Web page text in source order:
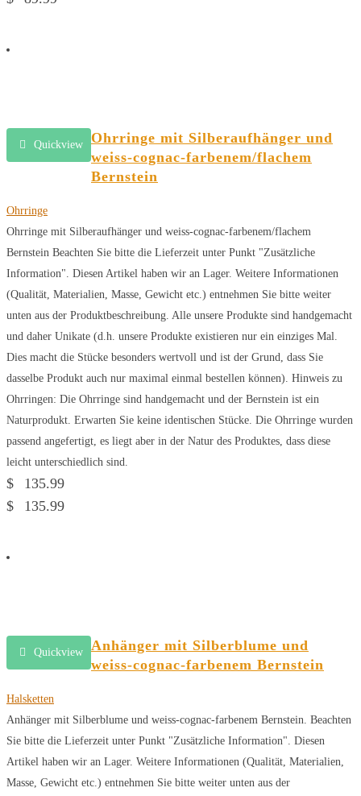
Quickview
Ohrringe mit Silberaufhänger und
weiss-cognac-farbenem/flachem
Bernstein
Ohrringe
Ohrringe mit Silberaufhänger und weiss-cognac-farbenem/flachem
Bernstein Beachten Sie bitte die Lieferzeit unter Punkt "Zusätzliche
Information". Diesen Artikel haben wir an Lager. Weitere Informationen
(Qualität, Materialien, Masse, Gewicht etc.) entnehmen Sie bitte weiter
unten aus der Produktbeschreibung. Alle unsere Produkte sind handgemacht
und daher Unikate (d.h. unsere Produkte existieren nur ein einziges Mal.
Dies macht die Stücke besonders wertvoll und ist der Grund, dass Sie
dasselbe Produkt auch nur maximal einmal bestellen können). Hinweis zu
Ohrringen: Die Ohrringe sind handgemacht und der Bernstein ist ein
Naturprodukt. Erwarten Sie keine identischen Stücke. Die Ohrringe wurden
passend angefertigt, es liegt aber in der Natur des Produktes, dass diese
leicht unterschiedlich sind.
$
135.99
$
135.99
Quickview
Anhänger mit Silberblume und
weiss-cognac-farbenem Bernstein
Halsketten
Anhänger mit Silberblume und weiss-cognac-farbenem Bernstein. Beachten
Sie bitte die Lieferzeit unter Punkt "Zusätzliche Information". Diesen
Artikel haben wir an Lager. Weitere Informationen (Qualität, Materialien,
Masse, Gewicht etc.) entnehmen Sie bitte weiter unten aus der